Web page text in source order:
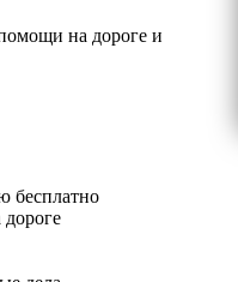
на дороге и
бесплатно